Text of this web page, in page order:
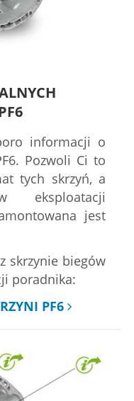
informacji o
Pozwoli Ci to
tych skrzyń, a
eksploatacji
jest
skrzynie biegów
poradnika:
PF6